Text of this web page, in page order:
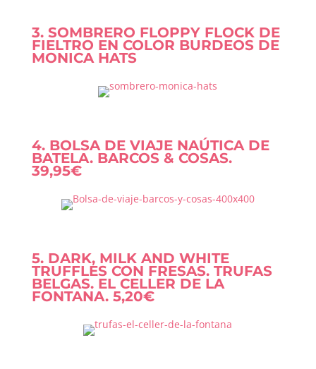
3. SOMBRERO FLOPPY FLOCK DE
FIELTRO EN COLOR BURDEOS DE
MONICA HATS
4. BOLSA DE VIAJE NAÚTICA DE
BATELA. BARCOS & COSAS.
39,95€
5. DARK, MILK AND WHITE
TRUFFLES CON FRESAS. TRUFAS
BELGAS. EL CELLER DE LA
FONTANA. 5,20€